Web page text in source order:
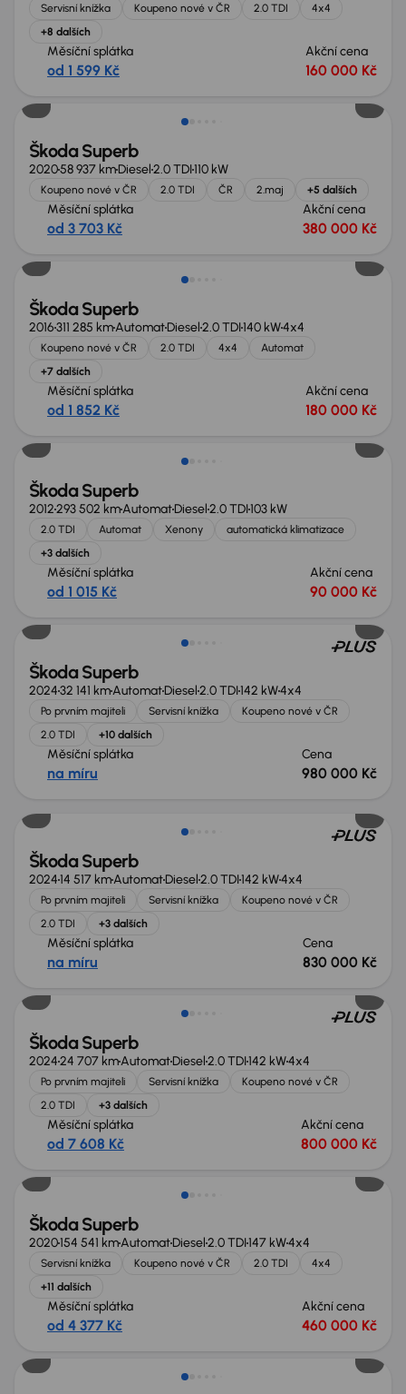
Servisní knížka Koupeno nové v ČR 2.0 TDI
4x4
+8 dalších
Měsíční splátka
od 1 599 Kč
Akční cena
160 000 Kč
Možnost odpočtu DPH
Škoda Superb
202058 937 kmDiesel2.0 TDI110 kW
Koupeno nové v ČR 2.0 TDI ČR 2.maj +5 dalších
Měsíční splátka
od 3 703 Kč
Akční cena
380 000 Kč
Škoda Superb
2016311 285 kmAutomatDiesel2.0 TDI140 kW4x4
Koupeno nové v ČR 2.0 TDI 4x4
Automat
+7 dalších
Měsíční splátka
od 1 852 Kč
Akční cena
180 000 Kč
Nově v nabídce
Škoda Superb
2012293 502 kmAutomatDiesel2.0 TDI103 kW
2.0 TDI Automat Xenony
automatická klimatizace
+3 dalších
Měsíční splátka
od 1 015 Kč
Akční cena
90 000 Kč
Zlevněno o 100 000 Kč
Škoda Superb
202432 141 kmAutomatDiesel2.0 TDI142 kW4x4
Po prvním majiteli Servisní knížka
Koupeno nové v ČR
2.0 TDI
+10 dalších
Měsíční splátka
na míru
Cena
980 000 Kč
Škoda Superb
202414 517 kmAutomatDiesel2.0 TDI142 kW4x4
Po prvním majiteli Servisní knížka
Koupeno nové v ČR
2.0 TDI
+3 dalších
Měsíční splátka
na míru
Cena
830 000 Kč
Zlevněno o 100 000 Kč
Škoda Superb
202424 707 kmAutomatDiesel2.0 TDI142 kW4x4
Po prvním majiteli Servisní knížka
Koupeno nové v ČR
2.0 TDI
+3 dalších
Měsíční splátka
od 7 608 Kč
Akční cena
800 000 Kč
Možnost odpočtu DPH
Škoda Superb
2020154 541 kmAutomatDiesel2.0 TDI147 kW4x4
Servisní knížka Koupeno nové v ČR 2.0 TDI
4x4
+11 dalších
Měsíční splátka
od 4 377 Kč
Akční cena
460 000 Kč
Možnost odpočtu DPH